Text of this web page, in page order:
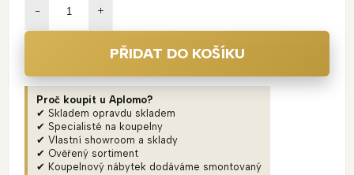
PŘIDAT DO KOŠÍKU
Proč koupit u Aplomo?
✔ Skladem opravdu skladem
✔ Specialisté na koupelny
✔ Vlastní showroom a sklady
✔ Ověřený sortiment
✔ Koupelnový nábytek dodáváme smontovaný